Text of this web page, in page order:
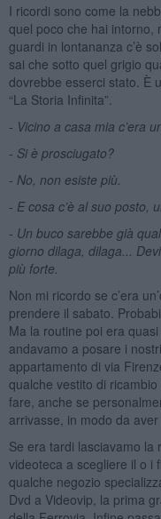
I ricordi sono come la
quel poco che hai intorno,
guardi in lontananza c’è
sai che sotto quel grigio
dovrebbe esserci stato. È
“La Storia Infinita”.
- Vicino a casa mia c’era
- Si è prosciugato?
- No, non esiste più.
- E cosa c’è al suo posto,
- Un buco sarebbe già
giorno dilaga, dilaga...
più forte.
Non mi ricordo se c’era
prendere il sabato.
Ma la routine poi era
andavamo a posare i
appartamento di via
qualche vestito di
fare, anche se
arrivasse, in modo da
Se era tardi lasciavamo la
videoteca a scegliere il o i
qualche negozio
Dvd a Videovip, la prima